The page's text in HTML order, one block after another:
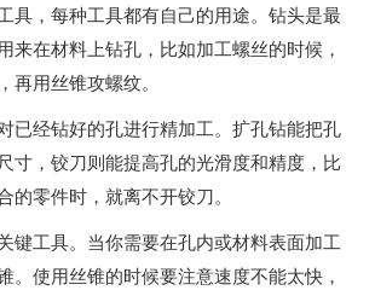
具，每种工具都有自己的用途。钻头是最
来在材料上钻孔，比如加工螺丝的时候，
再用丝锥攻螺纹。
已经钻好的孔进行精加工。扩孔钻能把孔
寸，铰刀则能提高孔的光滑度和精度，比
的零件时，就离不开铰刀。
键工具。当你需要在孔内或材料表面加工
。使用丝锥的时候要注意速度不能太快，